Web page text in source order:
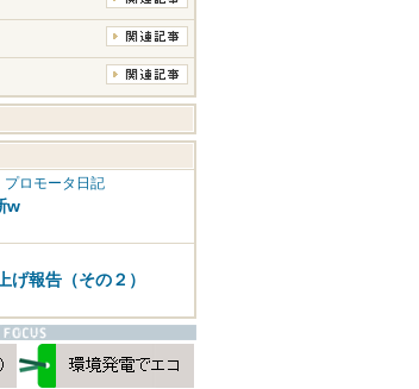
プロモータ日記
w
げ報告（その２）